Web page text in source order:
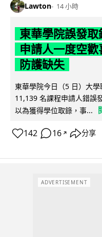
Lawton 14 小時
東華學院誤發取
申請人一度空
防護缺失
東華學院今日（5 日）大
11,139 名課程申請人錯誤
以為獲得學位取錄，事...
142 16 ↗ 分享
ADVERTISEMENT